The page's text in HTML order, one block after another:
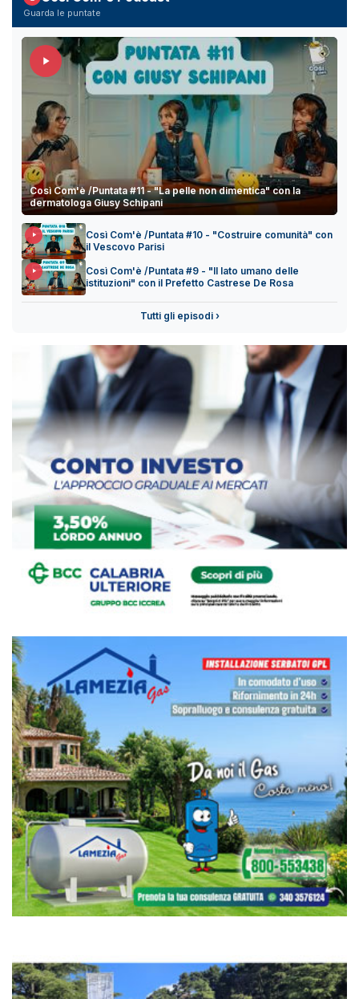
Guarda le puntate
Così Com'è /Puntata #11 - "La pelle non dimentica" con la
dermatologa Giusy Schipani
Così Com'è /Puntata #10 - "Costruire comunità" con
il Vescovo Parisi
Così Com'è /Puntata #9 - "Il lato umano delle
istituzioni" con il Prefetto Castrese De Rosa
Tutti gli episodi ›